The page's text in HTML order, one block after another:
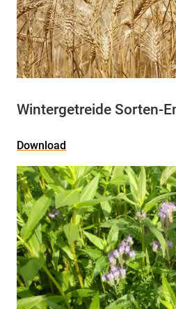
Wintergetreide Sorten-
Download